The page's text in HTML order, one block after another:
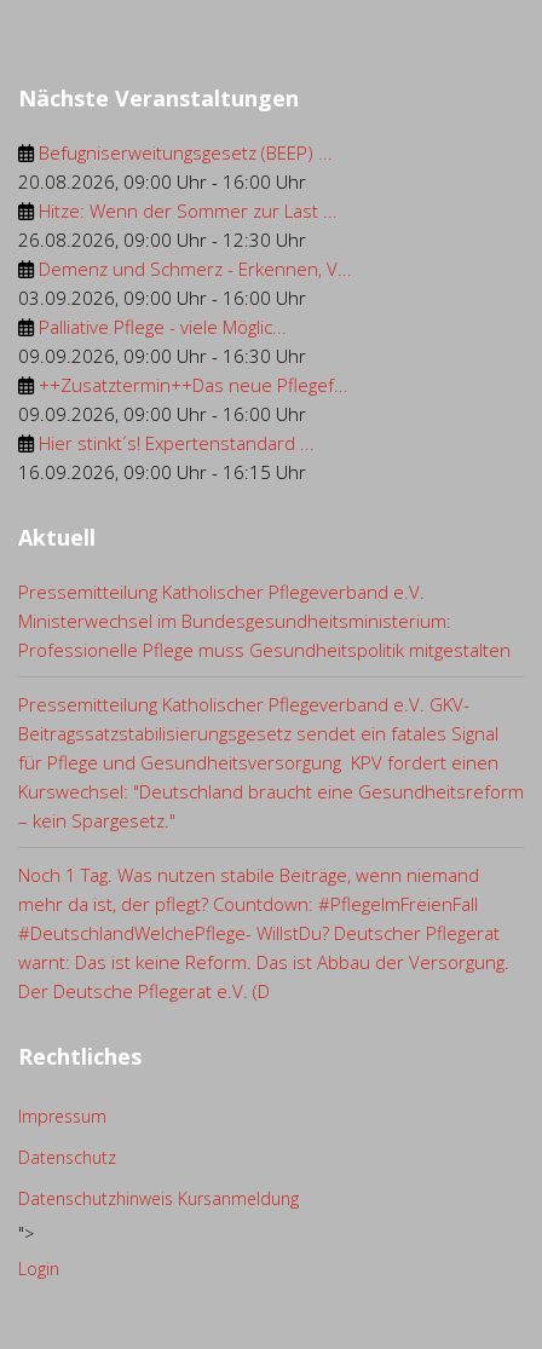
Nächste Veranstaltungen
Befugniserweitungsgesetz (BEEP) ...
20.08.2026, 09:00 Uhr - 16:00 Uhr
Hitze: Wenn der Sommer zur Last ...
26.08.2026, 09:00 Uhr - 12:30 Uhr
Demenz und Schmerz - Erkennen, V...
03.09.2026, 09:00 Uhr - 16:00 Uhr
Palliative Pflege - viele Möglic...
09.09.2026, 09:00 Uhr - 16:30 Uhr
++Zusatztermin++Das neue Pflegef...
09.09.2026, 09:00 Uhr - 16:00 Uhr
Hier stinkt´s! Expertenstandard ...
16.09.2026, 09:00 Uhr - 16:15 Uhr
Aktuell
Pressemitteilung Katholischer Pflegeverband e.V.
Ministerwechsel im Bundesgesundheitsministerium:
Professionelle Pflege muss Gesundheitspolitik mitgestalten
Pressemitteilung Katholischer Pflegeverband e.V. GKV-
Beitragssatzstabilisierungsgesetz sendet ein fatales Signal
für Pflege und Gesundheitsversorgung KPV fordert einen
Kurswechsel: "Deutschland braucht eine Gesundheitsreform
– kein Spargesetz."
Noch 1 Tag. Was nutzen stabile Beiträge, wenn niemand
mehr da ist, der pflegt? Countdown: #PflegeImFreienFall
#DeutschlandWelchePflege- WillstDu? Deutscher Pflegerat
warnt: Das ist keine Reform. Das ist Abbau der Versorgung.
Der Deutsche Pflegerat e.V. (D
Rechtliches
Impressum
Datenschutz
Datenschutzhinweis Kursanmeldung
">
Login